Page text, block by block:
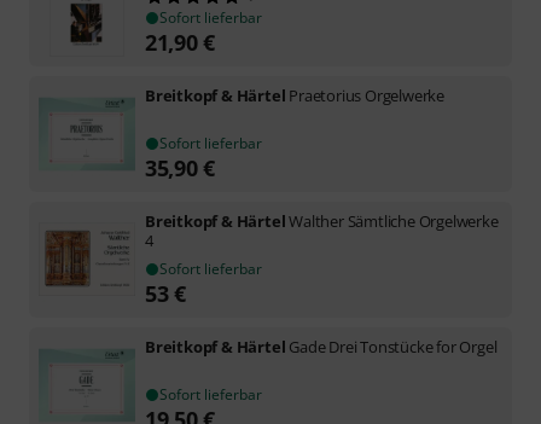
Sofort lieferbar
21,90€
Breitkopf & Härtel Praetorius Orgelwerke
Sofort lieferbar
35,90€
Breitkopf & HärtelWalther Sämtliche Orgelwerke
4
Sofort lieferbar
53€
Breitkopf & Härtel Gade Drei Tonstücke for Orgel
Sofort lieferbar